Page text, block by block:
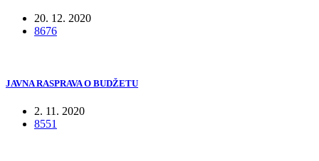
20. 12. 2020
8676
JAVNA RASPRAVA O BUDŽETU
2. 11. 2020
8551